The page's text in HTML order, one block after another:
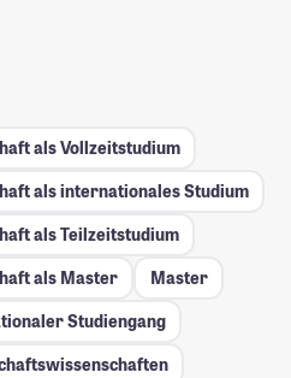
als Vollzeitstudium
als internationales Studium
als Teilzeitstudium
als Master
Master
Studiengang